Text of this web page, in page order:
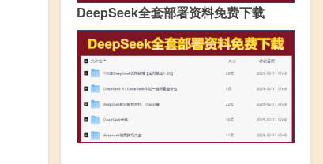
DeepSeek全套部署资料免费下载